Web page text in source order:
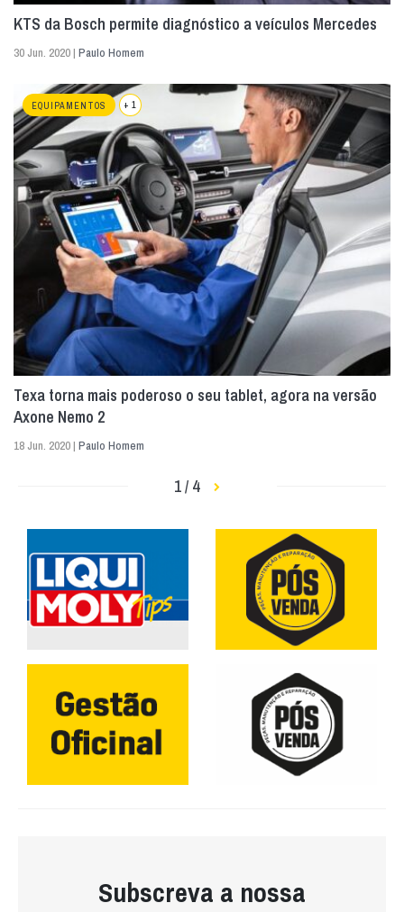
KTS da Bosch permite diagnóstico a veículos Mercedes
30 Jun. 2020 | Paulo Homem
EQUIPAMENTOS + 1
Texa torna mais poderoso o seu tablet, agora na versão
Axone Nemo 2
18 Jun. 2020 | Paulo Homem
1 / 4
Subscreva a nossa